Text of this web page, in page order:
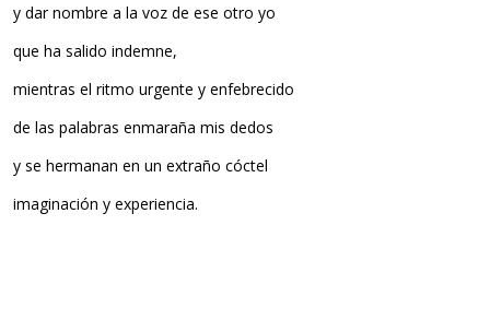
y dar nombre a la voz de ese otro yo
que ha salido indemne,
mientras el ritmo urgente y enfebrecido
de las palabras enmaraña mis dedos
y se hermanan en un extraño cóctel
imaginación y experiencia.